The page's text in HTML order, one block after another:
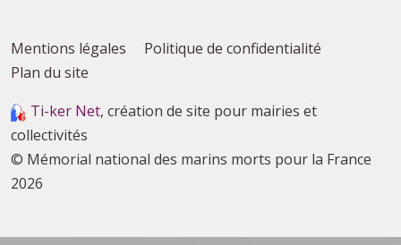
Mentions légales
Politique de confidentialité
Plan du site
Ti-ker Net, création de site pour mairies et
collectivités
© Mémorial national des marins morts pour la France
2026